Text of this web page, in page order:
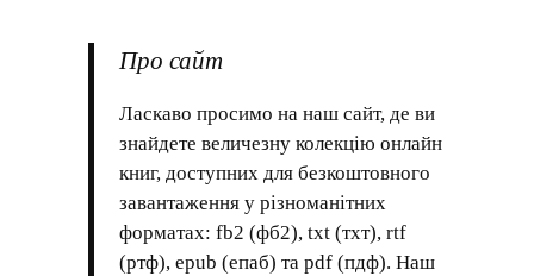
Про сайт
Ласкаво просимо на наш сайт, де ви
знайдете величезну колекцію онлайн
книг, доступних для безкоштовного
завантаження у різноманітних
форматах: fb2 (фб2), txt (тхт), rtf
(ртф), epub (епаб) та pdf (пдф). Наш